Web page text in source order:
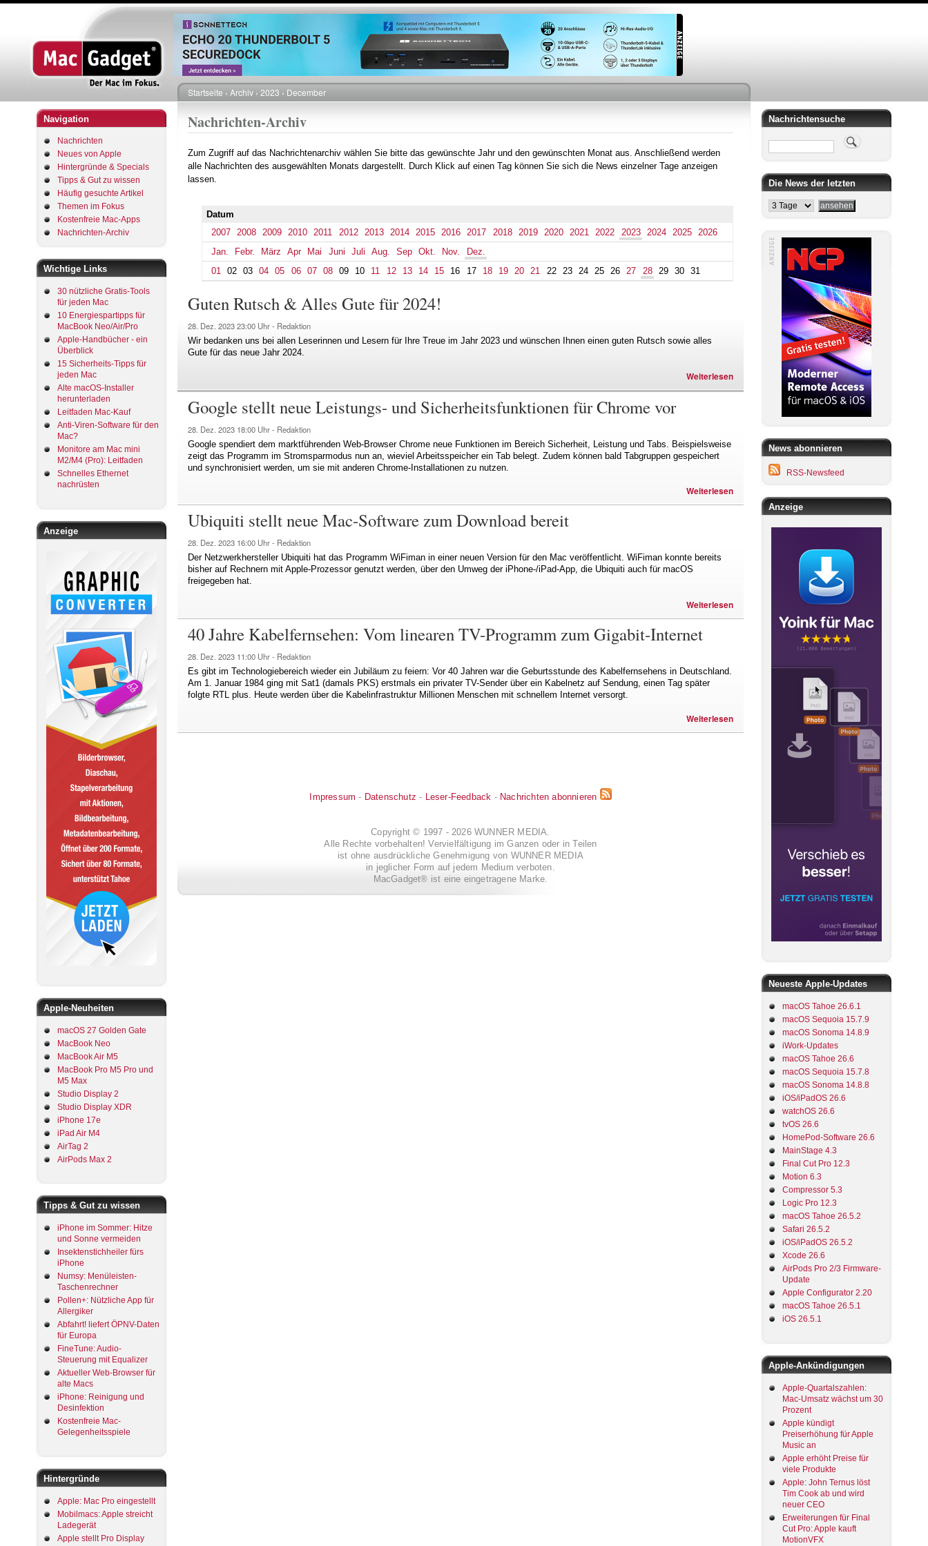
Direkt
zum
Inhalt
Navigation
Nachrichten
Neues von Apple
Hintergründe & Specials
Tipps & Gut zu wissen
Häufig gesuchte Artikel
Themen im Fokus
Kostenfreie Mac-Apps
Nachrichten-Archiv
Wichtige Links
30 nützliche Gratis-Tools
für jeden Mac
10 Energiespartipps für
MacBook Neo/Air/Pro
Apple-Handbücher - ein
Überblick
15 Sicherheits-Tipps für
jeden Mac
Alte macOS-Installer
herunterladen
Leitfaden Mac-Kauf
Anti-Viren-Software für den
Mac?
Monitore am Mac mini
M2/M4 (Pro): Leitfaden
Schnelles Ethernet
nachrüsten
Anzeige
Apple-Neuheiten
macOS 27 Golden Gate
MacBook Neo
MacBook Air M5
MacBook Pro M5 Pro und
M5 Max
Studio Display 2
Studio Display XDR
iPhone 17e
iPad Air M4
AirTag 2
AirPods Max 2
Tipps & Gut zu wissen
iPhone im Sommer: Hitze
und Sonne vermeiden
Insektenstichheiler fürs
iPhone
Numsy: Menüleisten-
Taschenrechner
Pollen+: Nützliche App für
Allergiker
Abfahrt! liefert ÖPNV-Daten
für Europa
FineTune: Audio-
Steuerung mit Equalizer
Aktueller Web-Browser für
alte Macs
iPhone: Reinigung und
Desinfektion
Kostenfreie Mac-
Gelegenheitsspiele
Hintergründe
Apple: Mac Pro eingestellt
Mobilmacs: Apple streicht
Ladegerät
Apple stellt Pro Display
Pfadnavigation
Startseite Archiv 2023 December
Nachrichten-Archiv
Zum Zugriff auf das Nachrichtenarchiv wählen Sie bitte das gewünschte Jahr und den gewünschten Monat aus. Anschließend werden
alle Nachrichten des ausgewählten Monats dargestellt. Durch Klick auf einen Tag können Sie sich die News einzelner Tage anzeigen
lassen.
Datum
2007
2008 2009 2010 2011 2012 2013 2014 2015 2016 2017 2018 2019 2020 2021 2022 2023 2024 2025
2026
Jan.
Febr. März Apr Mai Juni Juli Aug. Sep Okt. Nov.
Dez.
01
02 03 04 05 06 07 08 09 10 11 12 13 14 15 16 17 18 19 20 21 22 23 24 25 26 27 28 29 30 31
Guten Rutsch & Alles Gute für 2024!
28. Dez. 202323:00 Uhr - Redaktion
Wir bedanken uns bei allen Leserinnen und Lesern für Ihre Treue im Jahr 2023 und wünschen Ihnen einen guten Rutsch sowie alles
Gute für das neue Jahr 2024.
Weiterlesen
Google stellt neue Leistungs- und Sicherheitsfunktionen für Chrome vor
28. Dez. 2023 18:00 Uhr - Redaktion
Google spendiert dem marktführenden Web-Browser Chrome neue Funktionen im Bereich Sicherheit, Leistung und Tabs. Beispielsweise
zeigt das Programm im Stromsparmodus nun an, wieviel Arbeitsspeicher ein Tab belegt. Zudem können bald Tabgruppen gespeichert
und synchronisiert werden, um sie mit anderen Chrome-Installationen zu nutzen.
Weiterlesen
Ubiquiti stellt neue Mac-Software zum Download bereit
28. Dez. 2023 16:00 Uhr - Redaktion
Der Netzwerkhersteller Ubiquiti hat das Programm WiFiman in einer neuen Version für den Mac veröffentlicht. WiFiman konnte bereits
bisher auf Rechnern mit Apple-Prozessor genutzt werden, über den Umweg der iPhone-/iPad-App, die Ubiquiti auch für macOS
freigegeben hat.
Weiterlesen
40 Jahre Kabelfernsehen: Vom linearen TV-Programm zum Gigabit-Internet
28. Dez. 2023 11:00 Uhr - Redaktion
Es gibt im Technologiebereich wieder ein Jubiläum zu feiern: Vor 40 Jahren war die Geburtsstunde des Kabelfernsehens in Deutschland.
Am 1. Januar 1984 ging mit Sat1 (damals PKS) erstmals ein privater TV-Sender über ein Kabelnetz auf Sendung, einen Tag später
folgte RTL plus. Heute werden über die Kabelinfrastruktur Millionen Menschen mit schnellem Internet versorgt.
Weiterlesen
Impressum - Datenschutz - Leser-Feedback - Nachrichten abonnieren
Copyright © 1997 - 2026 WUNNER MEDIA.
Alle Rechte vorbehalten! Vervielfältigung im Ganzen oder in Teilen
ist ohne ausdrückliche Genehmigung von WUNNER MEDIA
in jeglicher Form auf jedem Medium verboten.
MacGadget® ist eine eingetragene Marke.
Nachrichtensuche
Suche
Die News der letzten
News abonnieren
RSS-Newsfeed
Anzeige
Neueste Apple-Updates
macOS Tahoe 26.6.1
macOS Sequoia 15.7.9
macOS Sonoma 14.8.9
iWork-Updates
macOS Tahoe 26.6
macOS Sequoia 15.7.8
macOS Sonoma 14.8.8
iOS/iPadOS 26.6
watchOS 26.6
tvOS 26.6
HomePod-Software 26.6
MainStage 4.3
Final Cut Pro 12.3
Motion 6.3
Compressor 5.3
Logic Pro 12.3
macOS Tahoe 26.5.2
Safari 26.5.2
iOS/iPadOS 26.5.2
Xcode 26.6
AirPods Pro 2/3 Firmware-
Update
Apple Configurator 2.20
macOS Tahoe 26.5.1
iOS 26.5.1
Apple-Ankündigungen
Apple-Quartalszahlen:
Mac-Umsatz wächst um 30
Prozent
Apple kündigt
Preiserhöhung für Apple
Music an
Apple erhöht Preise für
viele Produkte
Apple: John Ternus löst
Tim Cook ab und wird
neuer CEO
Erweiterungen für Final
Cut Pro: Apple kauft
MotionVFX